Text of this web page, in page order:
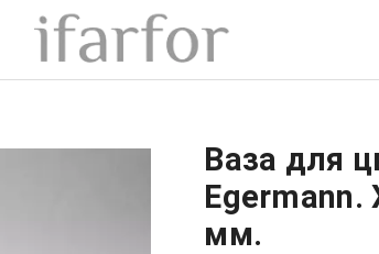
Ваза для
Egermann.
мм.